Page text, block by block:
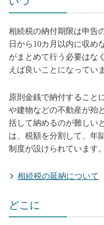
相続税の納付期限は申告
日から10カ月以内に収め
がまとめて行う必要はな
えば良いことになってい
原則金銭で納付すること
や建物などの不動産が殆
括して納めるのが難しい
は、税額を分割して、年
制度が設けられています。
相続税の延納について
どこに